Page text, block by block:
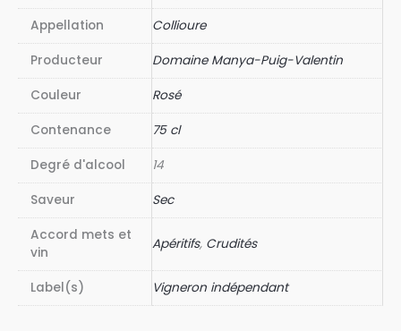
Appellation Collioure
Producteur Domaine Manya-Puig-Valentin
Couleur Rosé
Contenance 75 cl
Degré d'alcool 14
Saveur Sec
Accord mets et
vin
Apéritifs, Crudités
Label(s) Vigneron indépendant